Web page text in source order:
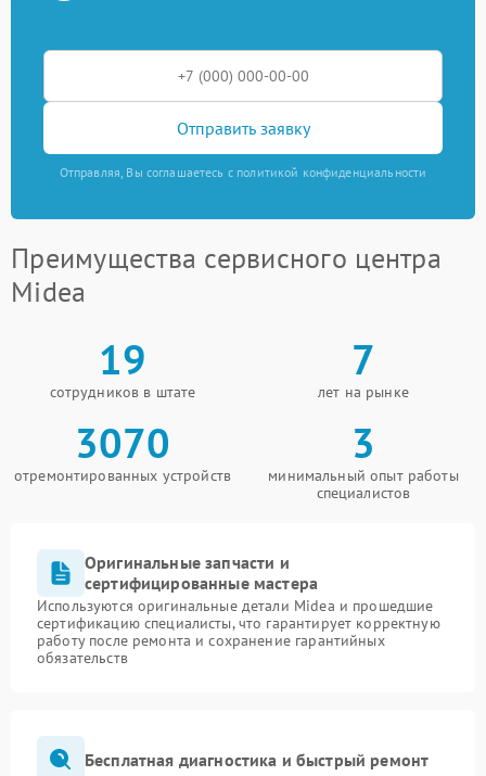
Отправить заявку
Отправляя, Вы соглашаетесь с политикой конфиденциальности
Преимущества сервисного центра
Midea
19
сотрудников в штате
7
лет на рынке
3070
отремонтированных устройств
3
минимальный опыт работы
специалистов
Оригинальные запчасти и
сертифицированные мастера
Используются оригинальные детали Midea и прошедшие
сертификацию специалисты, что гарантирует корректную
работу после ремонта и сохранение гарантийных
обязательств
Бесплатная диагностика и быстрый ремонт